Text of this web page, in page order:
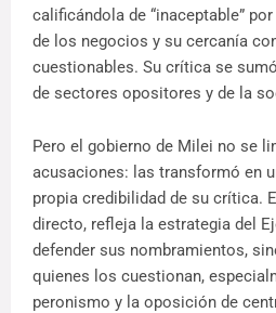
calificándola de “inaceptable”
de los negocios y su cercanía
cuestionables. Su crítica se
de sectores opositores y de la
Pero el gobierno de Milei no se
acusaciones: las transformó en
propia credibilidad de su crítica.
directo, refleja la estrategia del
defender sus nombramientos,
quienes los cuestionan,
peronismo y la oposición de